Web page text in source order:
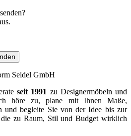
seit 1991 zu Designermöbeln und
höre zu, plane mit Ihnen Maße,
und begleite Sie von der Idee bis zur
zu Raum, Stil und Budget wirklich